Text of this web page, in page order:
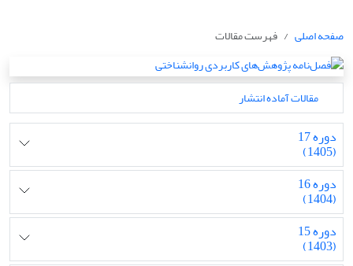
صفحه اصلی فهرست مقالات
مقالات آماده انتشار
دوره 17
(1405)
دوره 16
(1404)
دوره 15
(1403)